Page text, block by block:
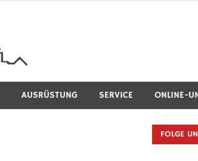
Feuerwehr
AUSRÜSTUNG SERVICE ONLINE-
FOLGE